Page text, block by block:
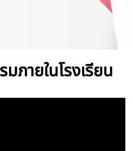
ภายในโรงเรียน